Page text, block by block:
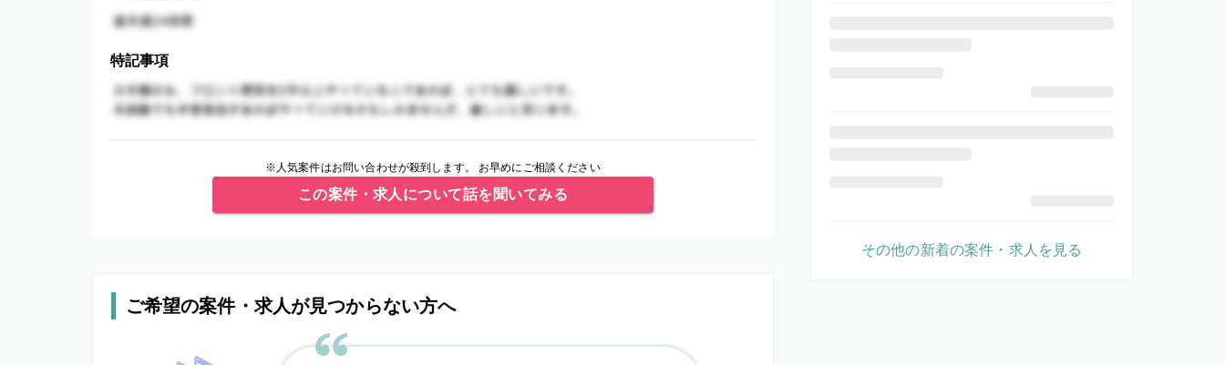
特記事項
※人気案件はお問い合わせが殺到します。 お早めにご相談ください
この案件・求人について話を聞いてみる
ご希望の案件・求人が見つからない方へ
その他の新着の案件・求人を見る